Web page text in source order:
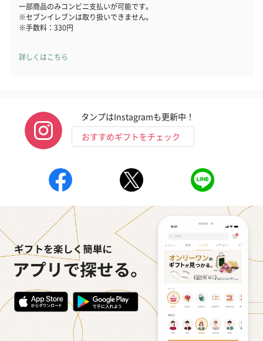
一部商品のみコンビニ支払いが可能です。
※セブンイレブンは取り扱いできません。
※手数料：330円
詳しくはこちら
タンプはInstagramも更新中！
おすすめギフトをチェック